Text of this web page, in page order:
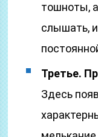
тошноты,
слышать,
Третье.
Здесь